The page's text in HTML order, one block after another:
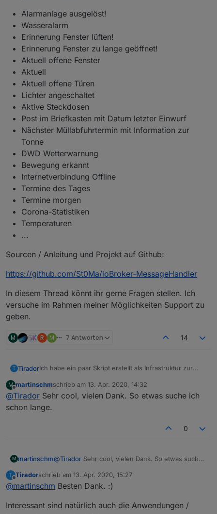
Alarmanlage ausgelöst!
Wasseralarm
Erinnerung Fenster lüften!
Erinnerung Fenster zu lange geöffnet!
Aktuell offene Fenster
Aktuell
Aktuell offene Türen
Lichter angeschaltet
Aktive Steckdosen
Post im Briefkasten mit Datum letzter Einwurf
Nächster Müllabfuhrtermin mit Information zur
Tonne
DWD Wetterwarnung
Bewegung erkannt
Internetverbindung Offline
Termine des Tages
Termine morgen
Corona-Statistiken
Temperaturen
...
Sourcen / Anleitung und Projekt auf Github:
https://github.com/St0Ma/ioBroker-MessageHandler
In diesem Thread könnt ihr gerne Fragen stellen. Ich
versuche im Rahmen meiner Möglichkeiten Support zu
geben.
M R M 7 Antworten 14
T TiradorIch habe ein paar Skript erstellt als Infrastruktur zur
Zusätzlich gibt es ein MDCSS v2 Widget, dass die
protokollierten Nachrichten anzeigt.
Nachrichten können damit als kompakte Darstellung
des globalen Systemzustands in VIS verwendet
Die Idee ist es, alle relevanten Informationen auf "einen
Blick" zu erkennen. Wichtige und kritische Ereignisse
werden daher in der Liste zentral oben platziert.
Unwichtigere Informationen eher unten.
Beispiel Vis-Ansicht:
Ermöglicht es Nachrichten aus Skripten
auszulösen und zu entfernen. Dies kann über
zwei Wege erfolgen:
Nachrichtenüber das Javascript
Beispiele für Nachrichten:
Alarmanlage ausgelöst!
Erinnerung Fenster lüften!
M
Offline
martinschmschrieb am 13. Apr. 2020, 14:32
zuletzt editiert von
@Tirador Sehr cool, vielen Dank. So etwas suche ich
schon lange.
0
M martinschm@Tirador Sehr cool, vielen Dank. So etwas suche
T
Offline
Tiradorschrieb am 13. Apr. 2020, 15:27
zuletzt editiert von
@martinschm Besten Dank. :)
Interessant sind natürlich auch die Anwendungen /